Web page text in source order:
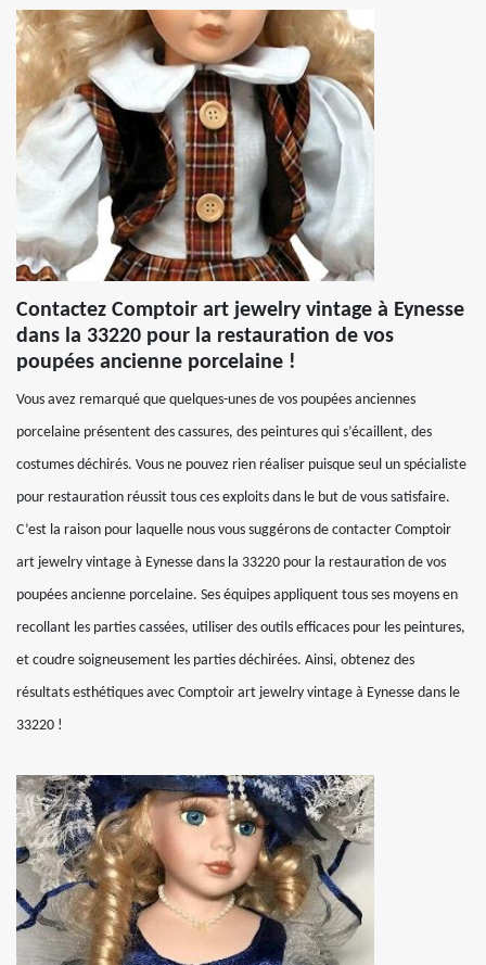
Contactez Comptoir art jewelry vintage à Eynesse
dans la 33220 pour la restauration de vos
poupées ancienne porcelaine !
Vous avez remarqué que quelques-unes de vos poupées anciennes
porcelaine présentent des cassures, des peintures qui s’écaillent, des
costumes déchirés. Vous ne pouvez rien réaliser puisque seul un spécialiste
pour restauration réussit tous ces exploits dans le but de vous satisfaire.
C’est la raison pour laquelle nous vous suggérons de contacter Comptoir
art jewelry vintage à Eynesse dans la 33220 pour la restauration de vos
poupées ancienne porcelaine. Ses équipes appliquent tous ses moyens en
recollant les parties cassées, utiliser des outils efficaces pour les peintures,
et coudre soigneusement les parties déchirées. Ainsi, obtenez des
résultats esthétiques avec Comptoir art jewelry vintage à Eynesse dans le
33220 !